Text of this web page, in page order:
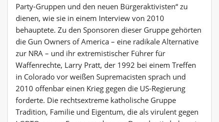
Party-Gruppen und den neuen Bürgeraktivisten“ zu
dienen, wie sie in einem Interview von 2010
behauptete. Zu den Sponsoren dieser Gruppe gehörten
die Gun Owners of America – eine radikale Alternative
zur NRA – und ihr extremistischer Führer für
Waffenrechte, Larry Pratt, der 1992 bei einem Treffen
in Colorado vor weißen Supremacisten sprach und
2010 offenbar einen Krieg gegen die US-Regierung
forderte. Die rechtsextreme katholische Gruppe
Tradition, Familie und Eigentum, die als virulent gegen